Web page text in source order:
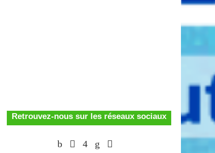
Retrouvez-nous sur les réseaux sociaux